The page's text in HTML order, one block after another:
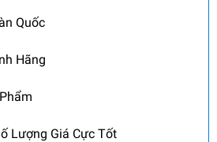
Quốc
Hãng
Lượng Giá Cực Tốt